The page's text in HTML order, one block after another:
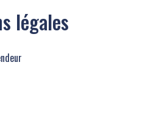
légales